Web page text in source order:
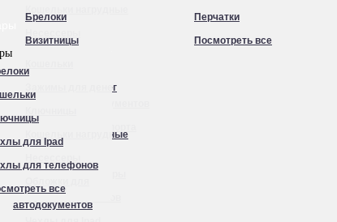
Брелоки
Визитницы
Зажимы для денег
Кошельки нагрудные
автодокументов
Перчатки
Посмотреть все
для Ipad
для телефонов
все